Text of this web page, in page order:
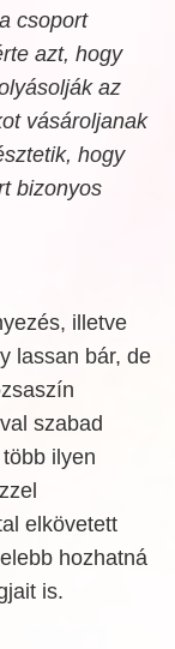
csoport
azt, hogy
az
vásároljanak
hogy
bizonyos
illetve
lassan bár, de
szabad
ilyen
elkövetett
hozhatná
is.